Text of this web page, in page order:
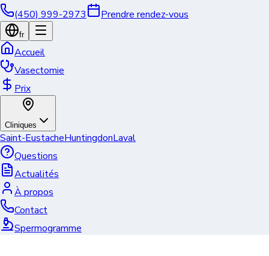
(450) 999-2973 Prendre rendez-vous
fr
Accueil
Vasectomie
Prix
Cliniques
Saint-EustacheHuntingdonLaval
Questions
Actualités
À propos
Contact
Spermogramme